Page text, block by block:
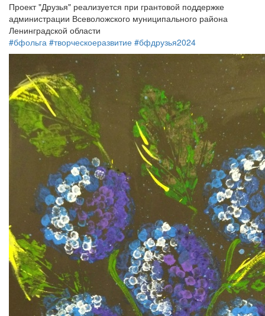
Проект "Друзья" реализуется при грантовой поддержке
администрации Всеволожского муниципального района
Ленинградской области
#бфольга #творческоеразвитие #бфдрузья2024